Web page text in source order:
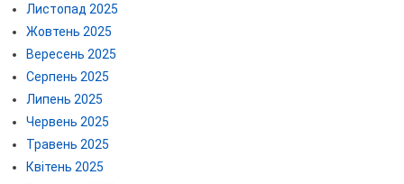
Листопад 2025
Жовтень 2025
Вересень 2025
Серпень 2025
Липень 2025
Червень 2025
Травень 2025
Квітень 2025